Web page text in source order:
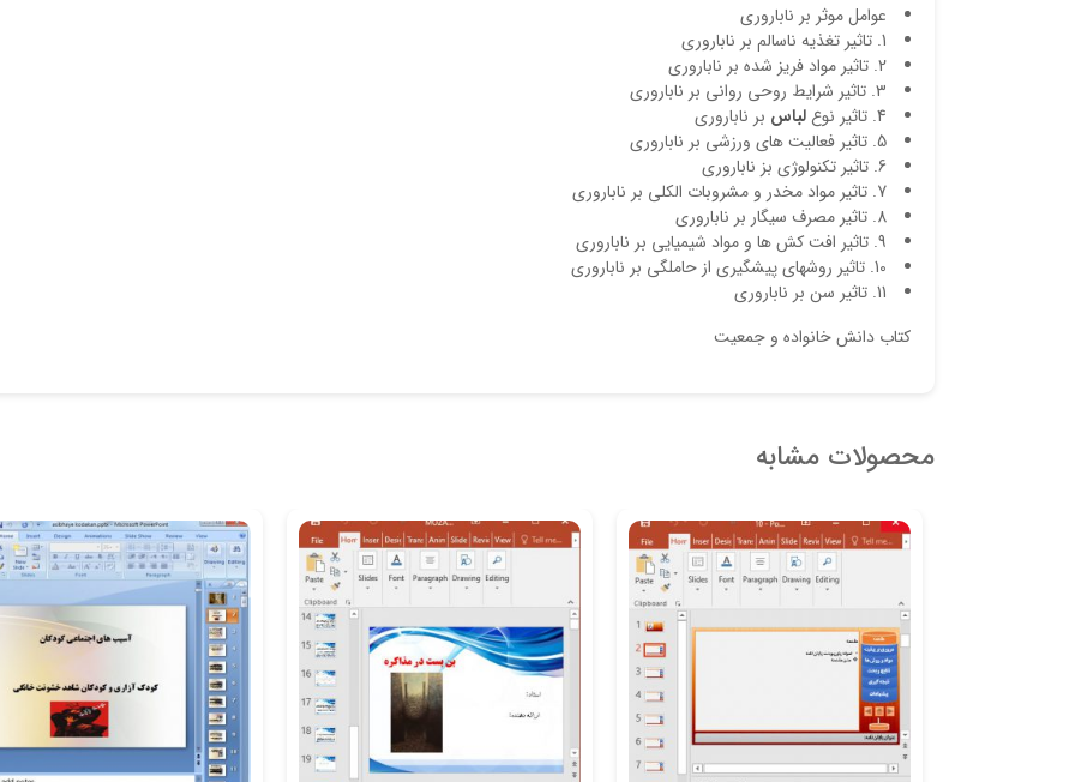
عوامل موثر بر ناباروری
1. تاثیر تغذیه ناسالم بر ناباروری
2. تاثیر مواد فریز شده بر ناباروری
3. تاثیر شرایط روحی روانی بر ناباروری
4. تاثیر نوع
لباس بر ناباروری
5. تاثیر فعالیت های ورزشی بر ناباروری
6. تاثیر تکنولوژی بز ناباروری
7. تاثیر مواد مخدر و مشروبات الکلی بر ناباروری
8. تاثیر مصرف سیگار بر ناباروری
9. تاثیر افت کش ها و مواد شیمیایی بر ناباروری
10. تاثیر روشهای پیشگیری از حاملگی بر ناباروری
11. تاثیر سن بر ناباروری
کتاب دانش خانواده و جمعیت
محصولات مشابه